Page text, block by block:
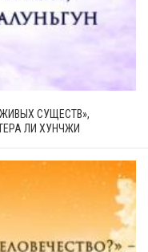
СУЩЕСТВ»,
ЛИ ХУНЧЖИ